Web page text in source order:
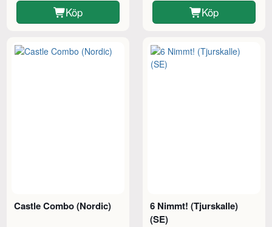
Köp Köp
Castle Combo (Nordic)
6 Nimmt! (Tjurskalle)
(SE)